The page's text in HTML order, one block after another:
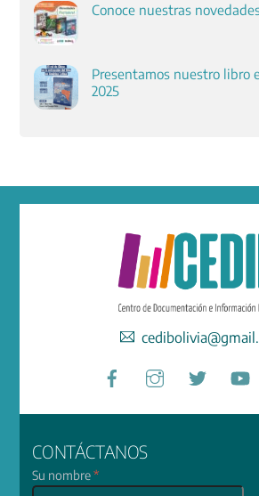
Conoce nuestras
Presentamos nuestro libro
2025
Facebook
CONTÁCTANOS
Su nombre*